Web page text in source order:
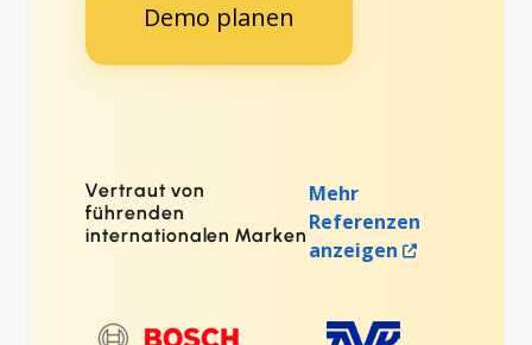
Demo planen
Vertraut von
führenden
internationalen Marken
Mehr
Referenzen
anzeigen